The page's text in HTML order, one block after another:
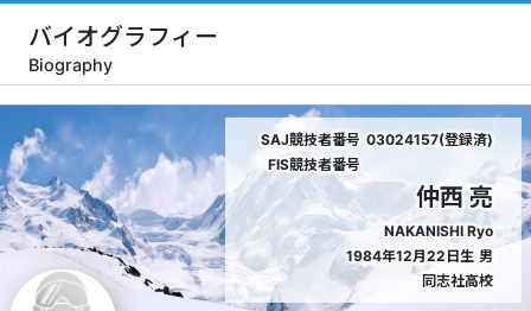
バイオグラフィー
Biography
SAJ競技者番号 03024157(登録済)
FIS競技者番号
仲西 亮
NAKANISHI Ryo
1984年12月22日生 男
同志社高校